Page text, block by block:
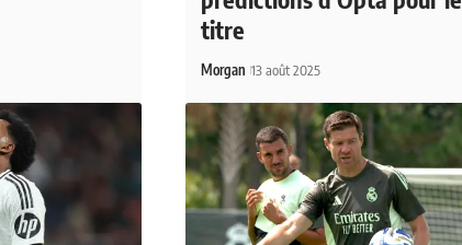
titre
Morgan 13 août 2025